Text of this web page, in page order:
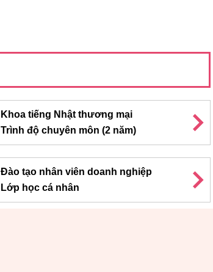
Khoa tiếng Nhật thương mại
Trình độ chuyên môn (2 năm)
Đào tạo nhân viên doanh nghiệp
Lớp học cá nhân